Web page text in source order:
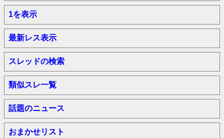
1を表示
最新レス表示
スレッドの検索
類似スレ一覧
話題のニュース
おまかせリスト